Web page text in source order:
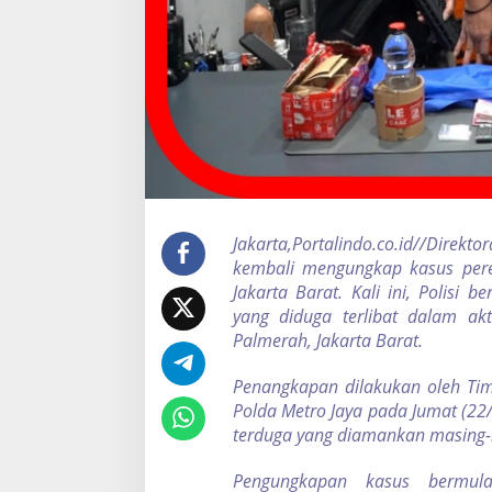
t
r
o
J
a
y
a
a
t
d
a
r
a
n
N
a
k
Jakarta,Portalindo.co.id//
kembali mengungkap kasus
Jakarta Barat. Kali ini, Polisi
yang diduga terlibat dalam
Palmerah, Jakarta Barat.
Penangkapan dilakukan oleh
Polda Metro Jaya pada Jumat
terduga yang diamankan
Pengungkapan kasus